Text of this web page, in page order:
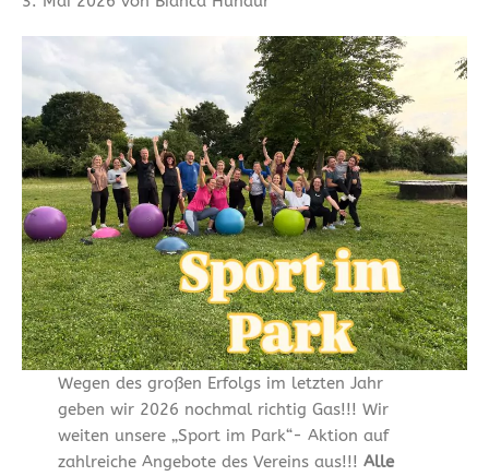
Wegen des großen Erfolgs im letzten Jahr
geben wir 2026 nochmal richtig Gas!!! Wir
weiten unsere „Sport im Park“- Aktion auf
zahlreiche Angebote des Vereins aus!!! Alle